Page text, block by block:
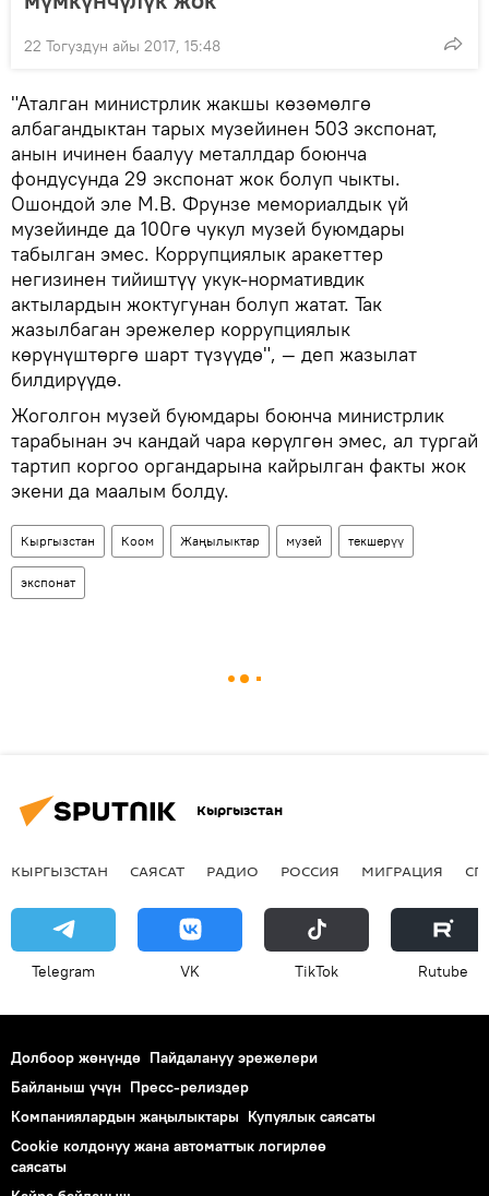
22 Тогуздун айы 2017, 15:48
"Аталган министрлик жакшы көзөмөлгө
албагандыктан тарых музейинен 503 экспонат,
анын ичинен баалуу металлдар боюнча
фондусунда 29 экспонат жок болуп чыкты.
Ошондой эле М.В. Фрунзе мемориалдык үй
музейинде да 100гө чукул музей буюмдары
табылган эмес. Коррупциялык аракеттер
негизинен тийиштүү укук-нормативдик
актылардын жоктугунан болуп жатат. Так
жазылбаган эрежелер коррупциялык
көрүнүштөргө шарт түзүүдө", — деп жазылат
билдирүүдө.
Жоголгон музей буюмдары боюнча министрлик
тарабынан эч кандай чара көрүлгөн эмес, ал тургай
тартип коргоо органдарына кайрылган факты жок
экени да маалым болду.
Кыргызстан Коом Жаңылыктар музей текшерүү
экспонат
Кыргызстан
КЫРГЫЗСТАН САЯСАТ РАДИО РОССИЯ МИГРАЦИЯ
Telegram VK ТikТоk Rutube
Долбоор жөнүндө Пайдалануу эрежелери
Байланыш үчүн Пресс-релиздер
Компаниялардын жаңылыктары Купуялык саясаты
Cookie колдонуу жана автоматтык логирлөө
саясаты